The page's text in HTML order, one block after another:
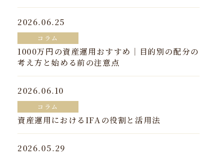
2026.06.25
コラム
1000万円の資産運用おすすめ｜目的別の配分の
考え方と始める前の注意点
2026.06.10
コラム
資産運用におけるIFAの役割と活用法
2026.05.29